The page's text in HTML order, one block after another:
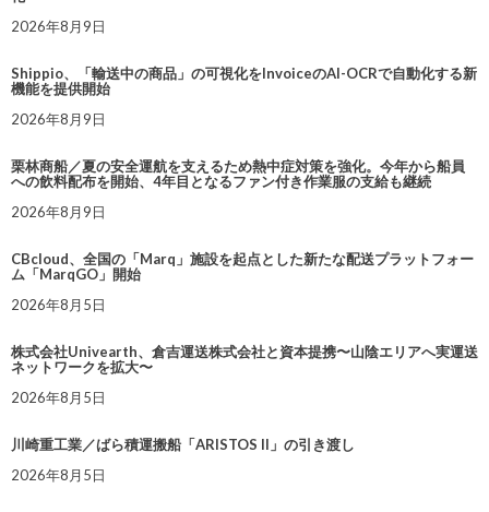
2026年8月9日
Shippio、「輸送中の商品」の可視化をInvoiceのAI-OCRで自動化する新
機能を提供開始
2026年8月9日
栗林商船／夏の安全運航を支えるため熱中症対策を強化。今年から船員
への飲料配布を開始、4年目となるファン付き作業服の支給も継続
2026年8月9日
CBcloud、全国の「Marq」施設を起点とした新たな配送プラットフォー
ム「MarqGO」開始
2026年8月5日
株式会社Univearth、倉吉運送株式会社と資本提携〜山陰エリアへ実運送
ネットワークを拡大〜
2026年8月5日
川崎重工業／ばら積運搬船「ARISTOS II」の引き渡し
2026年8月5日